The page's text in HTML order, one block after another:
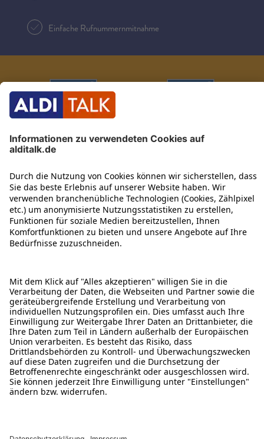
Einfache Rufnummernmitnahme
ÜBER DIESE SEITE
ALDI TALK WEBSHOP
ALDI TALK MOBILFUNK
HILFE-THEMEN
ALDI SERVICES